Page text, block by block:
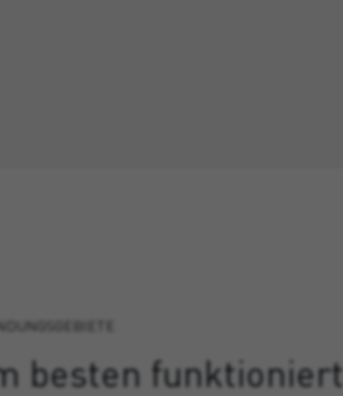
besten funktioniert